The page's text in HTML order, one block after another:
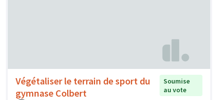
Végétaliser le terrain de sport du
gymnase Colbert
Soumise
au vote